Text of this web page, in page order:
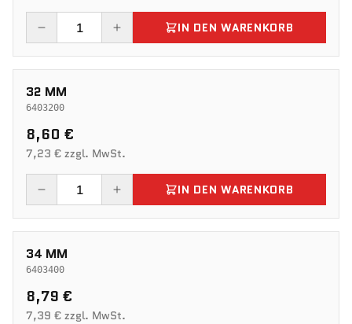
IN DEN WARENKORB
32 MM
6403200
8,60 €
7,23 € zzgl. MwSt.
IN DEN WARENKORB
34 MM
6403400
8,79 €
7,39 € zzgl. MwSt.